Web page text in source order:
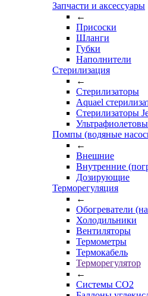
Запчасти и аксессуары
←
Присоски
Шланги
Губки
Наполнители
Стерилизация
←
Стерилизаторы
Aquael
Стерилизаторы
Помпы (водяные
←
Внешние
Внутренние
Дозирующие
Терморегуляция
←
Обогреватели
Холодильники
Вентиляторы
Термометры
Термокабель
Терморегулятор
←
Системы CO2